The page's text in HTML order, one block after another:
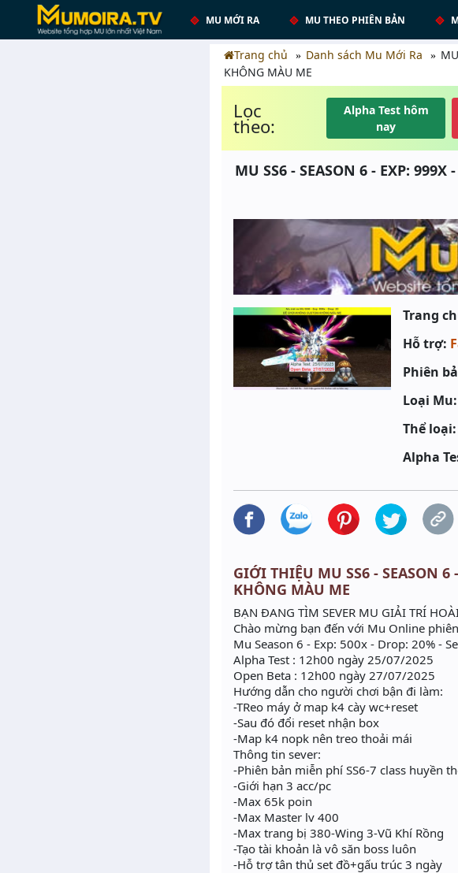
MU MỚI RA MU THEO PHIÊN BẢN
Trang chủ Danh sách Mu Mới Ra
KHÔNG MÀU ME
Lọc
theo:
Alpha Test hôm
nay
MU SS6 - SEASON 6 - EXP:
Trang
Hỗ trợ:
Phiên
Loại Mu:
Thể loại:
Alpha
GIỚI THIỆU MU SS6 - SEASON 6
KHÔNG MÀU ME
BẠN ĐANG TÌM SEVER MU GIẢI TRÍ
Chào mừng bạn đến với Mu Online
Mu Season 6 - Exp: 500x - Drop: 20% -
Alpha Test : 12h00 ngày 25/07/2025
Open Beta : 12h00 ngày 27/07/2025
Hướng dẫn cho người chơi bận đi làm:
-TReo máy ở map k4 cày wc+reset
-Sau đó đổi reset nhận box
-Map k4 nopk nên treo thoải mái
Thông tin sever:
-Phiên bản miễn phí SS6-7 class huyền
-Giới hạn 3 acc/pc
-Max 65k poin
-Max Master lv 400
-Max trang bị 380-Wing 3-Vũ Khí Rồng
-Tạo tài khoản là vô săn boss luôn
-Hỗ trợ tân thủ set đồ+gấu trúc 3 ngày